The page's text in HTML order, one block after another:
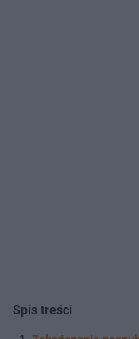
Spis treści